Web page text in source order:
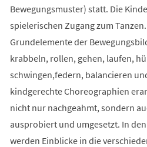
Bewegungsmuster) statt. Die
spielerischen Zugang zum
Grundelemente der
krabbeln, rollen, gehen, laufen,
schwingen,federn, balancieren
kindgerechte Choreographien
nicht nur nachgeahmt, sondern
ausprobiert und umgesetzt. In
werden Einblicke in die